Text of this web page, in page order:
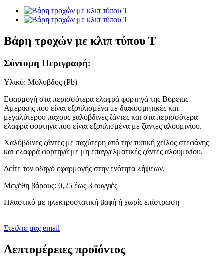
Βάρη τροχών με κλιπ τύπου T
Σύντομη Περιγραφή:
Υλικό: Μόλυβδος (Pb)
Εφαρμογή στα περισσότερα ελαφρά φορτηγά της Βόρειας
Αμερικής που είναι εξοπλισμένα με διακοσμητικές και
μεγαλύτερου πάχους χαλύβδινες ζάντες και στα περισσότερα
ελαφρά φορτηγά που είναι εξοπλισμένα με ζάντες αλουμινίου.
Χαλύβδινες ζάντες με παχύτερη από την τυπική χείλος στεφάνης
και ελαφρά φορτηγά με μη επαγγελματικές ζάντες αλουμινίου.
Δείτε τον οδηγό εφαρμογής στην ενότητα λήψεων.
Μεγέθη βάρους: 0,25 έως 3 ουγγιές
Πλαστικό με ηλεκτροστατική βαφή ή χωρίς επίστρωση
Στείλτε μας email
Λεπτομέρειες προϊόντος